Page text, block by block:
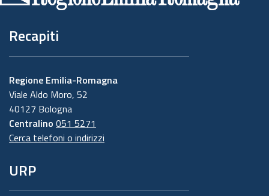
Recapiti
Regione Emilia-Romagna
Viale Aldo Moro, 52
40127 Bologna
Centralino 051 5271
Cerca telefoni o indirizzi
URP